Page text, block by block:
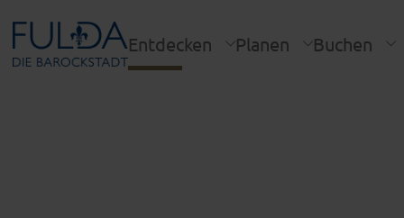
Entdecken Planen Buchen